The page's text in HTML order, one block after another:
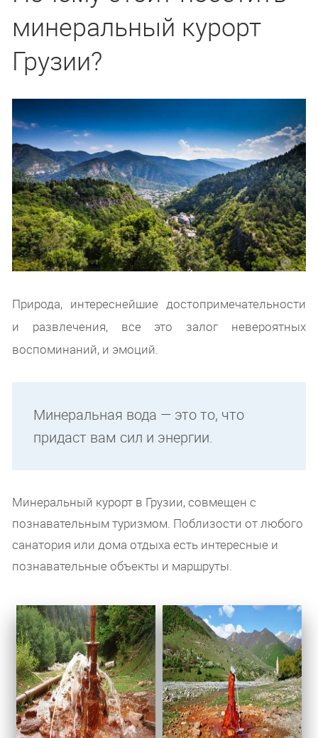
минеральный курорт
Грузии?
Природа, интереснейшие достопримечательности
и развлечения, все это залог невероятных
воспоминаний, и эмоций.
Минеральная вода — это то, что
придаст вам сил и энергии.
Минеральный курорт в Грузии, совмещен с
познавательным туризмом. Поблизости от любого
санатория или дома отдыха есть интересные и
познавательные объекты и маршруты.